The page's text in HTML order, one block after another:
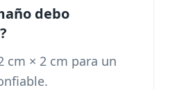
debo
cm × 2 cm para un